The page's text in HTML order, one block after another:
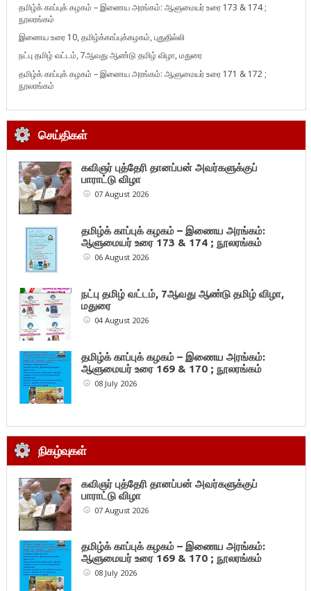
தமிழ்க் காப்புக் கழகம் – இணைய அரங்கம்: ஆளுமையர் உரை 173 & 174 ;
நூலரங்கம்
இணைய உரை 10, தமிழ்க்காப்புக்கழகம், புதுதில்லி
நட்பு தமிழ் வட்டம், 7ஆவது ஆண்டு தமிழ் விழா, மதுரை
தமிழ்க் காப்புக் கழகம் – இணைய அரங்கம்: ஆளுமையர் உரை 171 & 172 ;
நூலரங்கம்
செய்திகள்
கவிஞர் புத்தேரி தானப்பன் அவர்களுக்குப்
பாராட்டு விழா
07 August 2026
தமிழ்க் காப்புக் கழகம் – இணைய அரங்கம்:
ஆளுமையர் உரை 173 & 174 ; நூலரங்கம்
06 August 2026
நட்பு தமிழ் வட்டம், 7ஆவது ஆண்டு தமிழ் விழா,
மதுரை
04 August 2026
தமிழ்க் காப்புக் கழகம் – இணைய அரங்கம்:
ஆளுமையர் உரை 169 & 170 ; நூலரங்கம்
08 July 2026
நிகழ்வுகள்
கவிஞர் புத்தேரி தானப்பன் அவர்களுக்குப்
பாராட்டு விழா
07 August 2026
தமிழ்க் காப்புக் கழகம் – இணைய அரங்கம்:
ஆளுமையர் உரை 169 & 170 ; நூலரங்கம்
08 July 2026